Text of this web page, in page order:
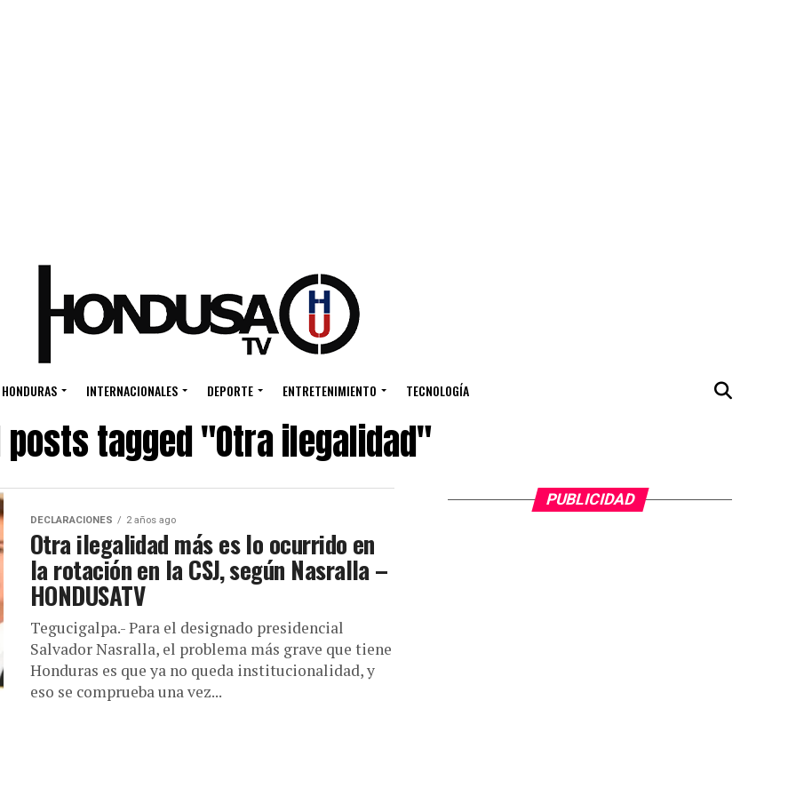
HONDURAS INTERNACIONALES DEPORTE ENTRETENIMIENTO TECNOLOGÍA
posts tagged "Otra ilegalidad"
DECLARACIONES 2 años ago
Otra ilegalidad más es lo ocurrido en
la rotación en la CSJ, según Nasralla –
HONDUSATV
Tegucigalpa.- Para el designado presidencial
Salvador Nasralla, el problema más grave que tiene
Honduras es que ya no queda institucionalidad, y
eso se comprueba una vez...
PUBLICIDAD